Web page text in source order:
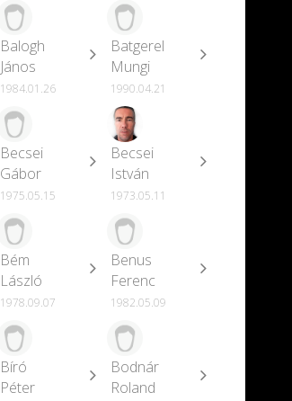
Balogh
János
1984.01.26
Batgerel
Mungi
1990.04.21
Becsei
Gábor
1975.05.15
Becsei
István
1973.05.11
Bém
László
1978.09.07
Benus
Ferenc
1982.05.09
Bíró
Péter
Bodnár
Roland